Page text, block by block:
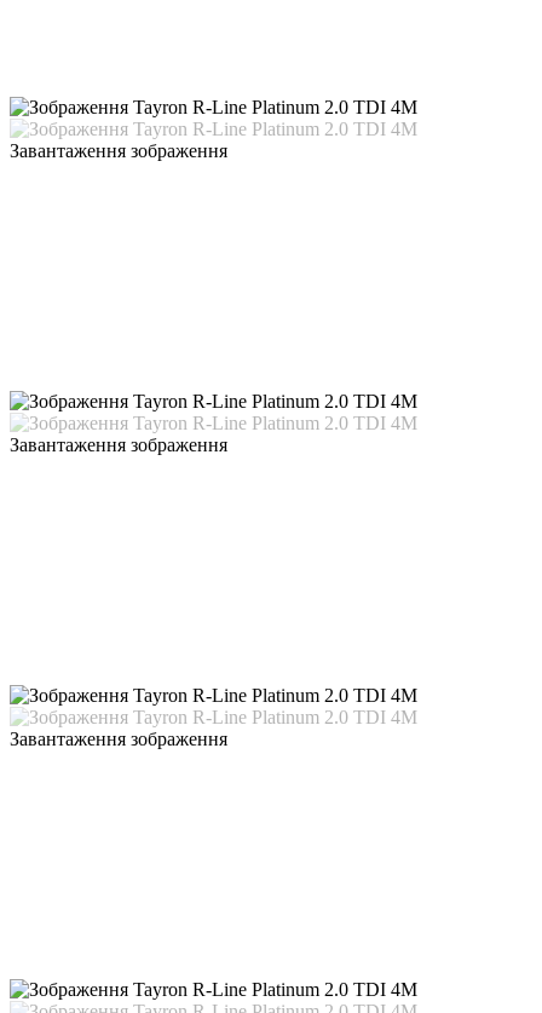
Завантаження зображення
Завантаження зображення
Завантаження зображення